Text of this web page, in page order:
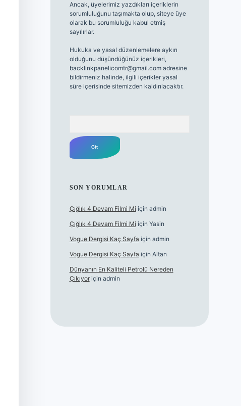
Ancak, üyelerimiz yazdıkları içeriklerin
sorumluluğunu taşımakta olup, siteye üye
olarak bu sorumluluğu kabul etmiş
sayılırlar.
Hukuka ve yasal düzenlemelere aykırı
olduğunu düşündüğünüz içerikleri,
backlinkpanelicomtr@gmail.comadresine
bildirmeniz halinde, ilgili içerikler yasal
süre içerisinde sitemizden kaldırılacaktır.
SON YORUMLAR
Çığlık 4 Devam Filmi Mi için admin
Çığlık 4 Devam Filmi Mi için Yasin
Vogue Dergisi Kaç Sayfa için admin
Vogue Dergisi Kaç Sayfa için Altan
Dünyanın En Kaliteli Petrolü Nereden
Çıkıyoriçin admin